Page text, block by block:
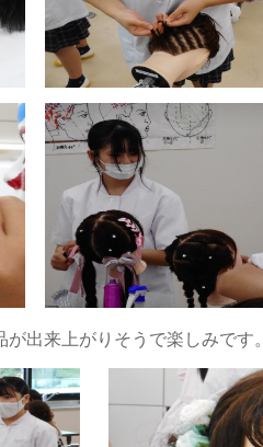
出来上がりそうで楽しみです。